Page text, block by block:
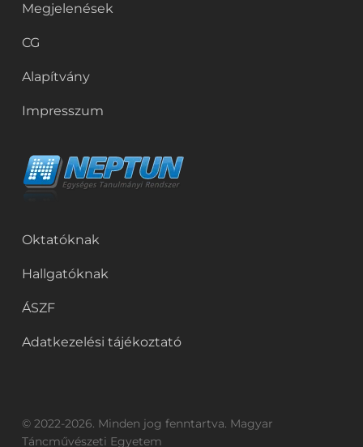
Megjelenések
CG
Alapítvány
Impresszum
Oktatóknak
Hallgatóknak
ÁSZF
Adatkezelési tájékoztató
© 2022-2026. Minden jog fenntartva. Magyar
Táncművészeti Egyetem